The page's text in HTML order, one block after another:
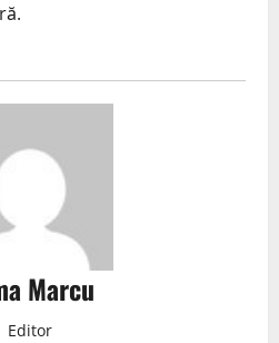
Marcu
Editor